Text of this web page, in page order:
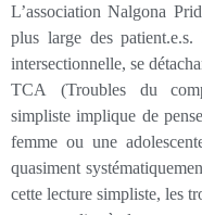
L’association Nalgona
plus large des
intersectionnelle, se
TCA (Troubles du
simpliste implique de
femme ou une
quasiment
cette lecture simpliste, les